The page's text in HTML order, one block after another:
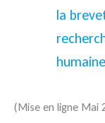
la
(Mise en ligne Mai